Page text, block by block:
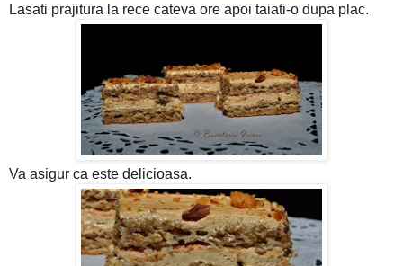
Lasati prajitura la rece cateva ore apoi taiati-o dupa plac.
Va asigur ca este delicioasa.